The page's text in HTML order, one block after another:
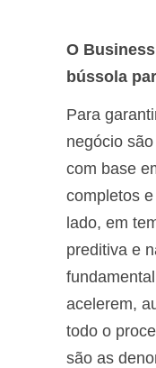
O
bússola
Para
negócio
com base
completos
lado, em
preditiva e
acelerem,
todo o
são as